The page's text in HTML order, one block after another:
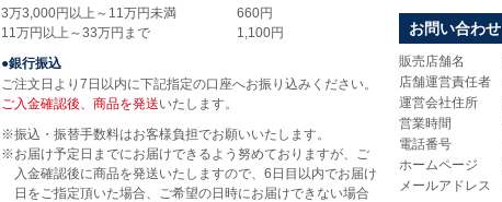
3万3,000円以上～11万円未満
660円
11万円以上～33万円まで
1,100円
●銀行振込
ご注文日より7日以内に下記指定の口座へお振り込みください。
ご入金確認後、商品を発送いたします。
※振込・振替手数料はお客様負担でお願いいたします。
※お届け予定日までにお届けできるよう努めておりますが、ご
入金確認後に商品を発送いたしますので、6日目以内でお届け
日をご指定頂いた場合、ご希望の日時にお届けできない場合
お問い合わせ
販売店舗名
店舗運営責任者
運営会社住所
営業時間
電話番号
ホームページ
メールアドレス